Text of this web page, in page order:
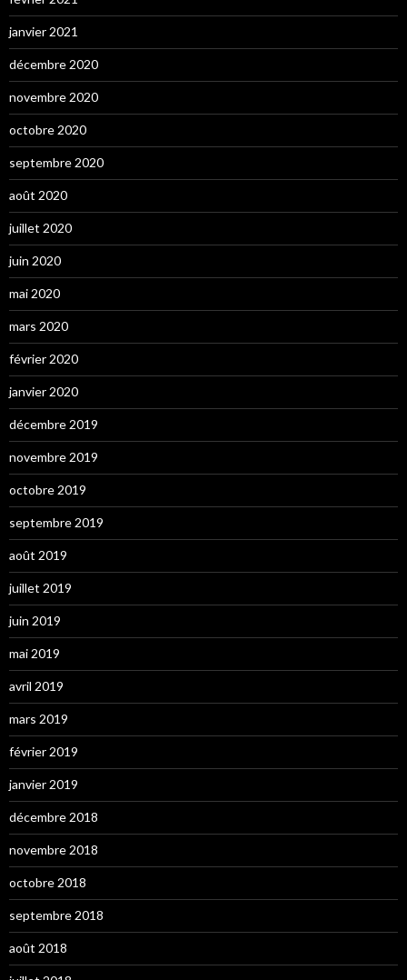
janvier 2021
décembre 2020
novembre 2020
octobre 2020
septembre 2020
août 2020
juillet 2020
juin 2020
mai 2020
mars 2020
février 2020
janvier 2020
décembre 2019
novembre 2019
octobre 2019
septembre 2019
août 2019
juillet 2019
juin 2019
mai 2019
avril 2019
mars 2019
février 2019
janvier 2019
décembre 2018
novembre 2018
octobre 2018
septembre 2018
août 2018